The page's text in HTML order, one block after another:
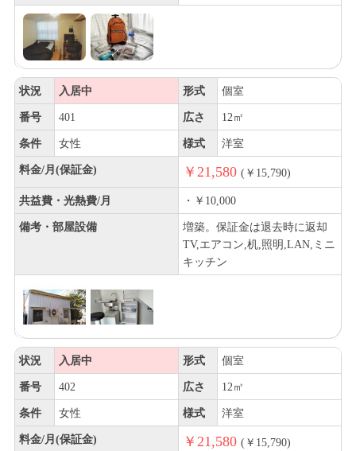
状況 入居中 形式 個室
番号 401 広さ 12㎡
条件 女性 様式 洋室
料金/月(保証金) ￥21,580 (￥15,790)
共益費・光熱費/月 ・￥10,000
備考・部屋設備
増築。保証金は退去時に返却
TV,エアコン,机,照明,LAN,ミニ
キッチン
状況 入居中 形式 個室
番号 402 広さ 12㎡
条件 女性 様式 洋室
料金/月(保証金) ￥21,580 (￥15,790)